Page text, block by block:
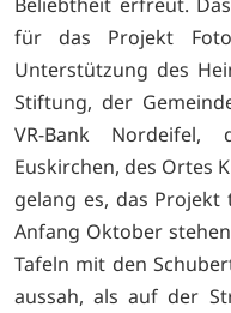
für das Projekt
Unterstützung des
Stiftung, der
VR-Bank
Euskirchen, des Ortes
gelang es, das
Anfang Oktober
Tafeln mit den
aussah, als auf der